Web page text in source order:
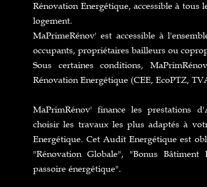
Rénovation Energétique, accessible à
logement.
MaPrimeRénov' est accessible à
occupants, propriétaires bailleurs ou
Sous certaines conditions,
Rénovation Energétique (CEE, EcoPTZ,
MaPrimRénov' finance les prestations
choisir les travaux les plus adaptés à
Energétique. Cet Audit Energétique est
"Rénovation Globale", "Bonus
passoire énergétique".